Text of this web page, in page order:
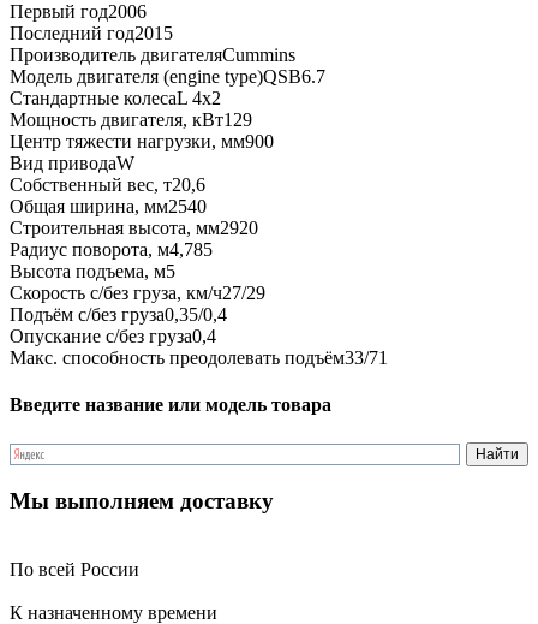
Первый год2006
Последний год2015
Производитель двигателяCummins
Модель двигателя (engine type)QSB6.7
Стандартные колесаL 4x2
Мощность двигателя, кВт129
Центр тяжести нагрузки, мм900
Вид приводаW
Собственный вес, т20,6
Общая ширина, мм2540
Строительная высота, мм2920
Радиус поворота, м4,785
Высота подъема, м5
Скорость с/без груза, км/ч27/29
Подъём с/без груза0,35/0,4
Опускание с/без груза0,4
Макс. способность преодолевать подъём33/71
Введите название или модель товара
Мы выполняем доставку
По всей России
К назначенному времени